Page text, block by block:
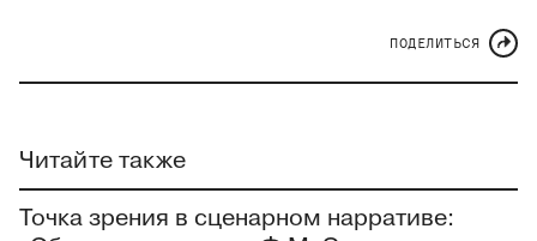
ПОДЕЛИТЬСЯ
Читайте также
Точка зрения в сценарном нарративе: